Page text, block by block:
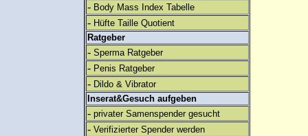
- Body Mass Index Tabelle
- Hüfte Taille Quotient
Ratgeber
- Sperma Ratgeber
- Penis Ratgeber
- Dildo & Vibrator
Inserat&Gesuch aufgeben
- privater Samenspender gesucht
- Verifizierter Spender werden